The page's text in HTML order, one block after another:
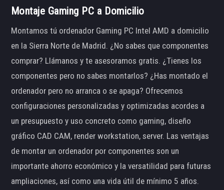
Montaje Gaming PC a Domicilio
Montamos tú ordenador Gaming PC Intel AMD a domicilio
en la Sierra Norte de Madrid. ¿No sabes que componentes
comprar? Llámanos y te asesoramos gratis. ¿Tienes los
componentes pero no sabes montarlos? ¿Has montado el
ordenador pero no arranca o se apaga? Ofrecemos
configuraciones personalizadas y optimizadas acordes a
un presupuesto y uso concreto como gaming, diseño
gráfico CAD CAM, render workstation, server. Las ventajas
de montar un ordenador por componentes son un
importante ahorro económico y la versatilidad para futuras
ampliaciones, así como una vida útil de mínimo 5 años.